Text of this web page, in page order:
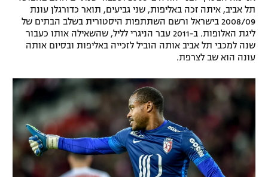
הצטרפות לחבילת הערוצים
לוח דרושים – ג'ובנט
תל אביב, איתה זכה באליפות, שני גביעים, תואר כדורגלן עונת
2008/09 בישראל ורשם השתתפות היסטורית בשלב הבתים של
ליגת האלופות. ב-2011 עבר הניגרי לליל, שהשאילה אותו כעבור
שנה למכבי תל אביב אותה הוביל לזכייה באליפות ובסיום אותה
עונה הוא שב לצרפת.